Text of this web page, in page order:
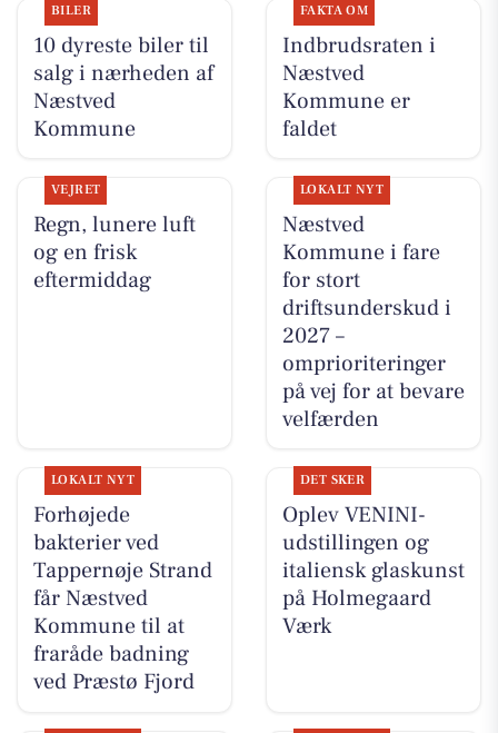
BILER
10 dyreste biler til
salg i nærheden af
Næstved
Kommune
FAKTA OM
Indbrudsraten i
Næstved
Kommune er
faldet
VEJRET
Regn, lunere luft
og en frisk
eftermiddag
LOKALT NYT
Næstved
Kommune i fare
for stort
driftsunderskud i
2027 –
omprioriteringer
på vej for at bevare
velfærden
LOKALT NYT
Forhøjede
bakterier ved
Tappernøje Strand
får Næstved
Kommune til at
fraråde badning
ved Præstø Fjord
DET SKER
Oplev VENINI-
udstillingen og
italiensk glaskunst
på Holmegaard
Værk